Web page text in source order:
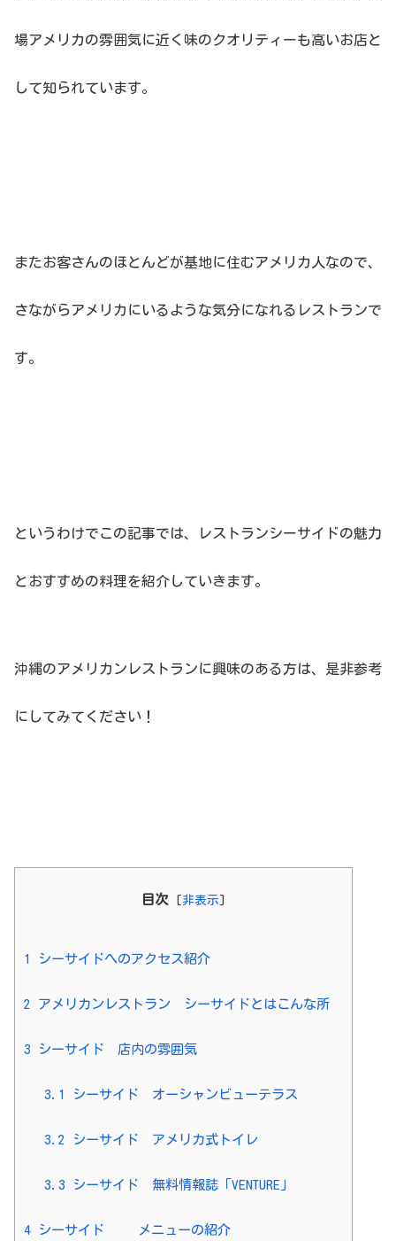
場アメリカの雰囲気に近く味のクオリティーも高いお店と
して知られています。
またお客さんのほとんどが基地に住むアメリカ人なので、
さながらアメリカにいるような気分になれるレストランで
す。
というわけでこの記事では、レストランシーサイドの魅力
とおすすめの料理を紹介していきます。
沖縄のアメリカンレストランに興味のある方は、是非参考
にしてみてください！
目次 [ 非表示 ]
1 シーサイドへのアクセス紹介
2 アメリカンレストラン シーサイドとはこんな所
3 シーサイド 店内の雰囲気
3.1 シーサイド オーシャンビューテラス
3.2 シーサイド アメリカ式トイレ
3.3 シーサイド 無料情報誌「VENTURE」
4 シーサイド メニューの紹介